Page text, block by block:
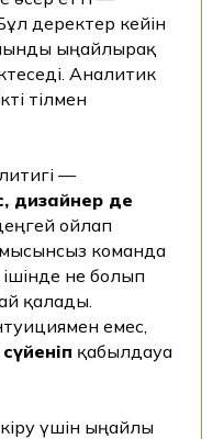
деректер кейін
ыңғайлырақ
Аналитик
тілмен
—
дизайнер де
ойлап
команда
не болып
қалады.
емес,
қабылдауға
үшін ыңғайлы